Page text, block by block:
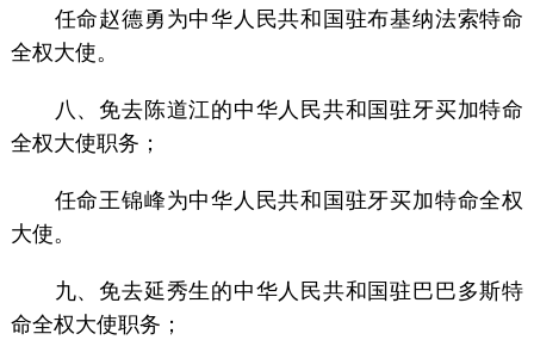
任命赵德勇为中华人民共和国驻布基纳法索特命
全权大使。
八、免去陈道江的中华人民共和国驻牙买加特命
全权大使职务；
任命王锦峰为中华人民共和国驻牙买加特命全权
大使。
九、免去延秀生的中华人民共和国驻巴巴多斯特
命全权大使职务；